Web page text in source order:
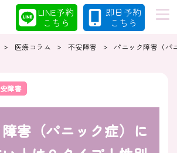
LINE予約
こちら
即日予約
こちら
> 医療コラム > 不安障害 > パニック障害（パ
障害
害（パニック症）に